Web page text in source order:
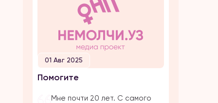
обвинениям в убийстве брата
своего супруга. Расскажу все
с начала… Я вышла замуж по
большой любви. Супруг меня
добивался несколько лет,
затем мы встречались почти 5
лет и он мне сделал
предложение. Мы […]
01 Авг 2025
Помогите
Мне почти 20 лет. С самого